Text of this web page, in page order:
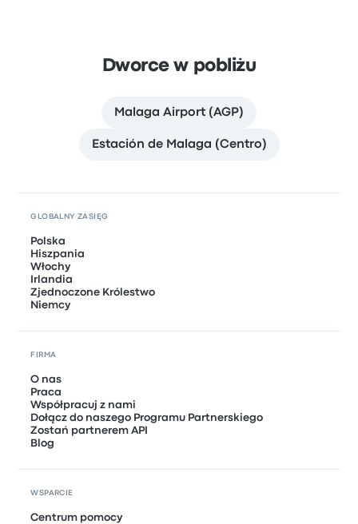
Dworce w pobliżu
Malaga Airport (AGP)
Estación de Malaga (Centro)
GLOBALNY ZASIĘG
Polska
Hiszpania
Włochy
Irlandia
Zjednoczone Królestwo
Niemcy
FIRMA
O nas
Praca
Współpracuj z nami
Dołącz do naszego Programu Partnerskiego
Zostań partnerem API
Blog
WSPARCIE
Centrum pomocy